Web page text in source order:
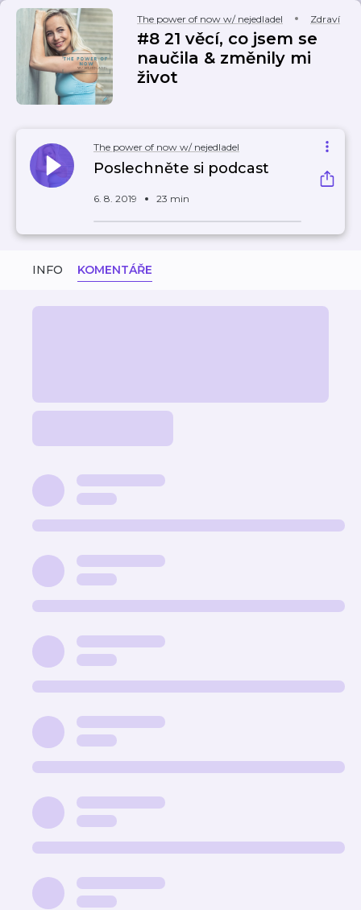
The power of now w/ nejedladel Zdraví
#8 21 věcí, co jsem se
naučila & změnily mi
život
The power of now w/ nejedladel
Poslechněte si podcast
6. 8. 2019 23 min
INFO KOMENTÁŘE